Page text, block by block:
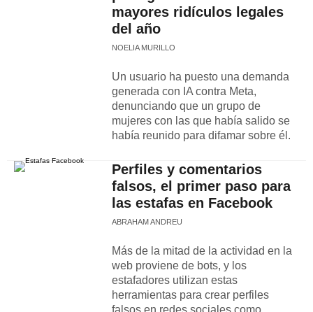
mayores ridículos legales
del año
NOELIA MURILLO
Un usuario ha puesto una demanda
generada con IA contra Meta,
denunciando que un grupo de
mujeres con las que había salido se
había reunido para difamar sobre él.
Perfiles y comentarios
falsos, el primer paso para
las estafas en Facebook
ABRAHAM ANDREU
Más de la mitad de la actividad en la
web proviene de bots, y los
estafadores utilizan estas
herramientas para crear perfiles
falsos en redes sociales como